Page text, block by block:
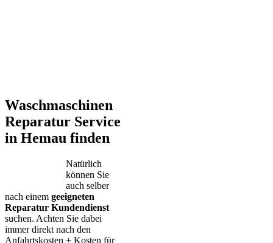
Waschmaschinen
Reparatur Service
in Hemau finden
Natürlich
können Sie
auch selber
nach einem geeigneten
Reparatur Kundendienst
suchen. Achten Sie dabei
immer direkt nach den
Anfahrtskosten + Kosten für